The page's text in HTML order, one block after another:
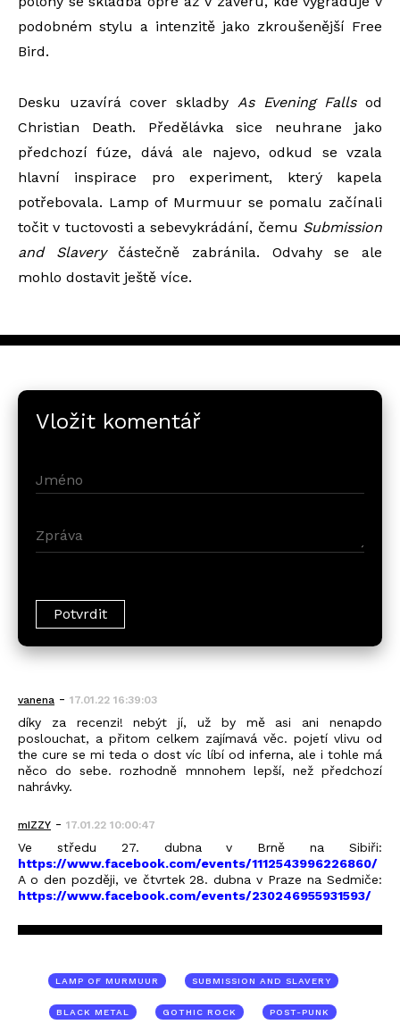
podobném stylu a intenzitě jako zkroušenější Free
Bird.
Desku uzavírá cover skladby As Evening Fallsod
Christian Death. Předělávka sice neuhrane jako
předchozí fúze, dává ale najevo, odkud se vzala
hlavní inspirace pro experiment, který kapela
potřebovala. Lamp of Murmuur se pomalu začínali
točit v tuctovosti a sebevykrádání, čemu Submission
and Slaveryčástečně zabránila. Odvahy se ale
mohlo dostavit ještě více.
Vložit komentář
vanena - 17.01.22 16:39:03
díky za recenzi! nebýt jí, už by mě asi ani nenapdo
poslouchat, a přitom celkem zajímavá věc. pojetí vlivu od
the cure se mi teda o dost víc líbí od inferna, ale i tohle má
něco do sebe. rozhodně mnnohem lepší, než předchozí
nahrávky.
mIZZY - 17.01.22 10:00:47
Ve středu 27. dubna v Brně na Sibiři:
https://www.facebook.com/events/1112543996226860/
A o den později, ve čtvrtek 28. dubna v Praze na Sedmiče:
https://www.facebook.com/events/230246955931593/
LAMP OF MURMUUR SUBMISSION AND SLAVERY
BLACK METAL GOTHIC ROCK POST-PUNK